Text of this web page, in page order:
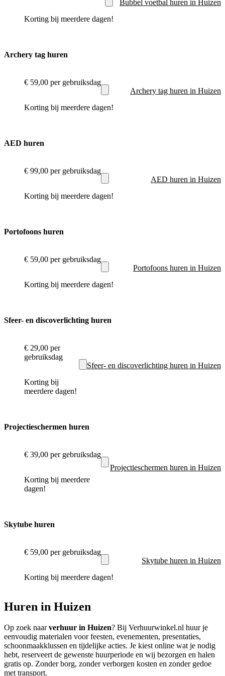
Korting bij meerdere dagen!
Bubbel voetbal huren in Huizen
Archery tag huren
€ 59,00 per gebruiksdag
Korting bij meerdere dagen!
Archery tag huren in Huizen
AED huren
€ 99,00 per gebruiksdag
Korting bij meerdere dagen!
AED huren in Huizen
Portofoons huren
€ 59,00 per gebruiksdag
Korting bij meerdere dagen!
Portofoons huren in Huizen
Sfeer- en discoverlichting huren
€ 29,00 per
gebruiksdag
Korting bij
meerdere dagen!
Sfeer- en discoverlichting huren in Huizen
Projectieschermen huren
€ 39,00 per gebruiksdag
Korting bij meerdere
dagen!
Projectieschermen huren in Huizen
Skytube huren
€ 59,00 per gebruiksdag
Korting bij meerdere dagen!
Skytube huren in Huizen
Huren in Huizen
Op zoek naarverhuur in Huizen? Bij Verhuurwinkel.nl huur je
eenvoudig materialen voor feesten, evenementen, presentaties,
schoonmaakklussen en tijdelijke acties. Je kiest online wat je nodig
hebt, reserveert de gewenste huurperiode en wij bezorgen en halen
gratis op. Zonder borg, zonder verborgen kosten en zonder gedoe
met transport.